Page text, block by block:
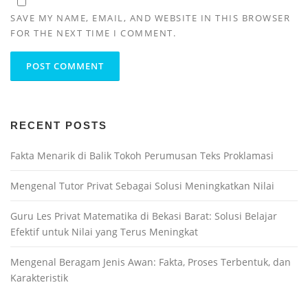
SAVE MY NAME, EMAIL, AND WEBSITE IN THIS BROWSER
FOR THE NEXT TIME I COMMENT.
RECENT POSTS
Fakta Menarik di Balik Tokoh Perumusan Teks Proklamasi
Mengenal Tutor Privat Sebagai Solusi Meningkatkan Nilai
Guru Les Privat Matematika di Bekasi Barat: Solusi Belajar
Efektif untuk Nilai yang Terus Meningkat
Mengenal Beragam Jenis Awan: Fakta, Proses Terbentuk, dan
Karakteristik